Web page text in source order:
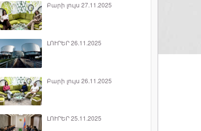
Բարի լույս 27.11.2025
ԼՈՒՐԵՐ 26.11.2025
Բարի լույս 26.11.2025
ԼՈՒՐԵՐ 25.11.2025